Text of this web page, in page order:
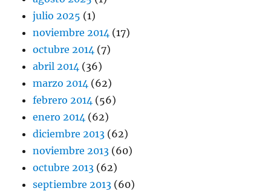
julio 2025 (1)
noviembre 2014 (17)
octubre 2014 (7)
abril 2014 (36)
marzo 2014 (62)
febrero 2014 (56)
enero 2014 (62)
diciembre 2013 (62)
noviembre 2013 (60)
octubre 2013 (62)
septiembre 2013 (60)